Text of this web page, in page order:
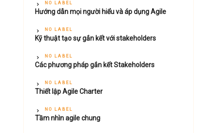
NO LABEL
Hướng dẫn mọi người hiểu và áp dụng Agile
NO LABEL
Kỹ thuật tạo sự gắn kết với stakeholders
NO LABEL
Các phương pháp gắn kết Stakeholders
NO LABEL
Thiết lập Agile Charter
NO LABEL
Tầm nhìn agile chung